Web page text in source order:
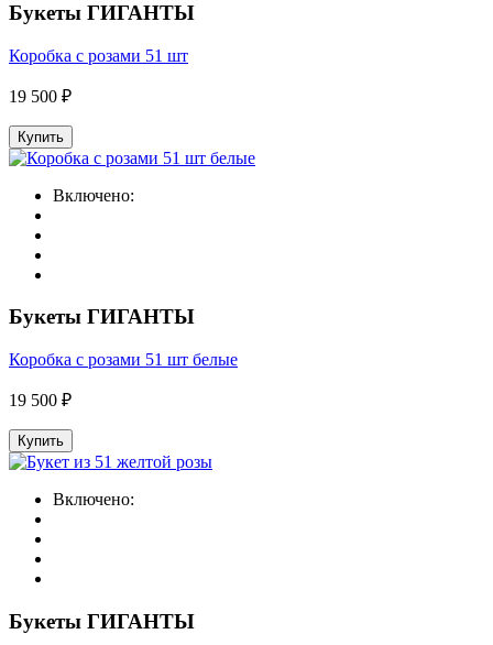
Букеты ГИГАНТЫ
Коробка с розами 51 шт
19 500 ₽
Купить
Включено:
Букеты ГИГАНТЫ
Коробка с розами 51 шт белые
19 500 ₽
Купить
Включено:
Букеты ГИГАНТЫ